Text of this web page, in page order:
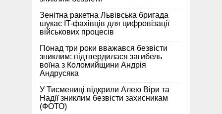
Зенітна ракетна Львівська бригада
шукає IT-фахівців для цифровізації
військових процесів
Понад три роки вважався безвісти
зниклим: підтвердилася загибель
воїна з Коломийщини Андрія
Андрусяка
У Тисмениці відкрили Алею Віри та
Надії зниклим безвісти захисникам
(ФОТО)